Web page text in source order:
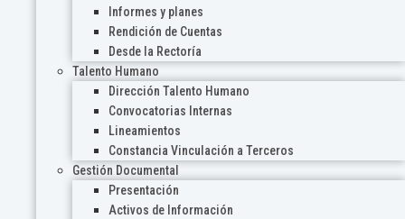
Informes y planes
Rendición de Cuentas
Desde la Rectoría
Talento Humano
Dirección Talento Humano
Convocatorias Internas
Lineamientos
Constancia Vinculación a Terceros
Gestión Documental
Presentación
Activos de Información